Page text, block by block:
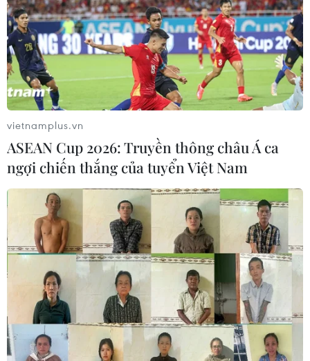
TIN CÙNG CHUYÊN MỤC
Hà Nội sắp xếp trường học - cuộc
chuyển đổi về tư duy quản trị giáo
dục
08/08/2026 02:51
Bộ Giáo dục và Đào tạo
công bố Khung kế hoạch thời gian
vietnamplus.vn
ASEAN Cup 2026: Truyền thông châu Á ca
ngợi chiến thắng của tuyển Việt Nam